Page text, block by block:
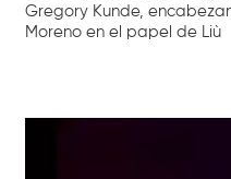
Gregory Kunde,
Moreno en el papel de Liù